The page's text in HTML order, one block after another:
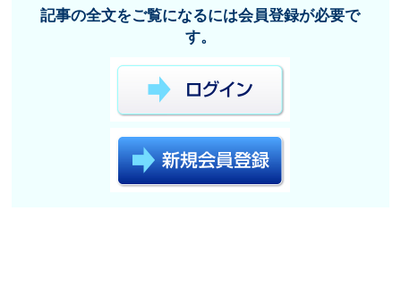
記事の全文をご覧になるには会員登録が必要で
す。